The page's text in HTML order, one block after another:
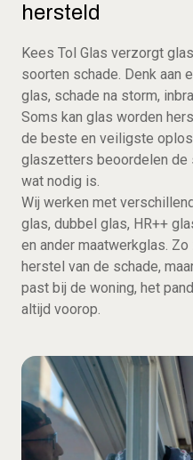
hersteld
Kees Tol Glas verzorgt
soorten schade. Denk aan
glas, schade na storm,
Soms kan glas worden
de beste en veiligste
glaszetters beoordelen de
wat nodig is.
Wij werken met
glas, dubbel glas, HR++
en ander maatwerkglas.
herstel van de schade,
past bij de woning, het
altijd voorop.